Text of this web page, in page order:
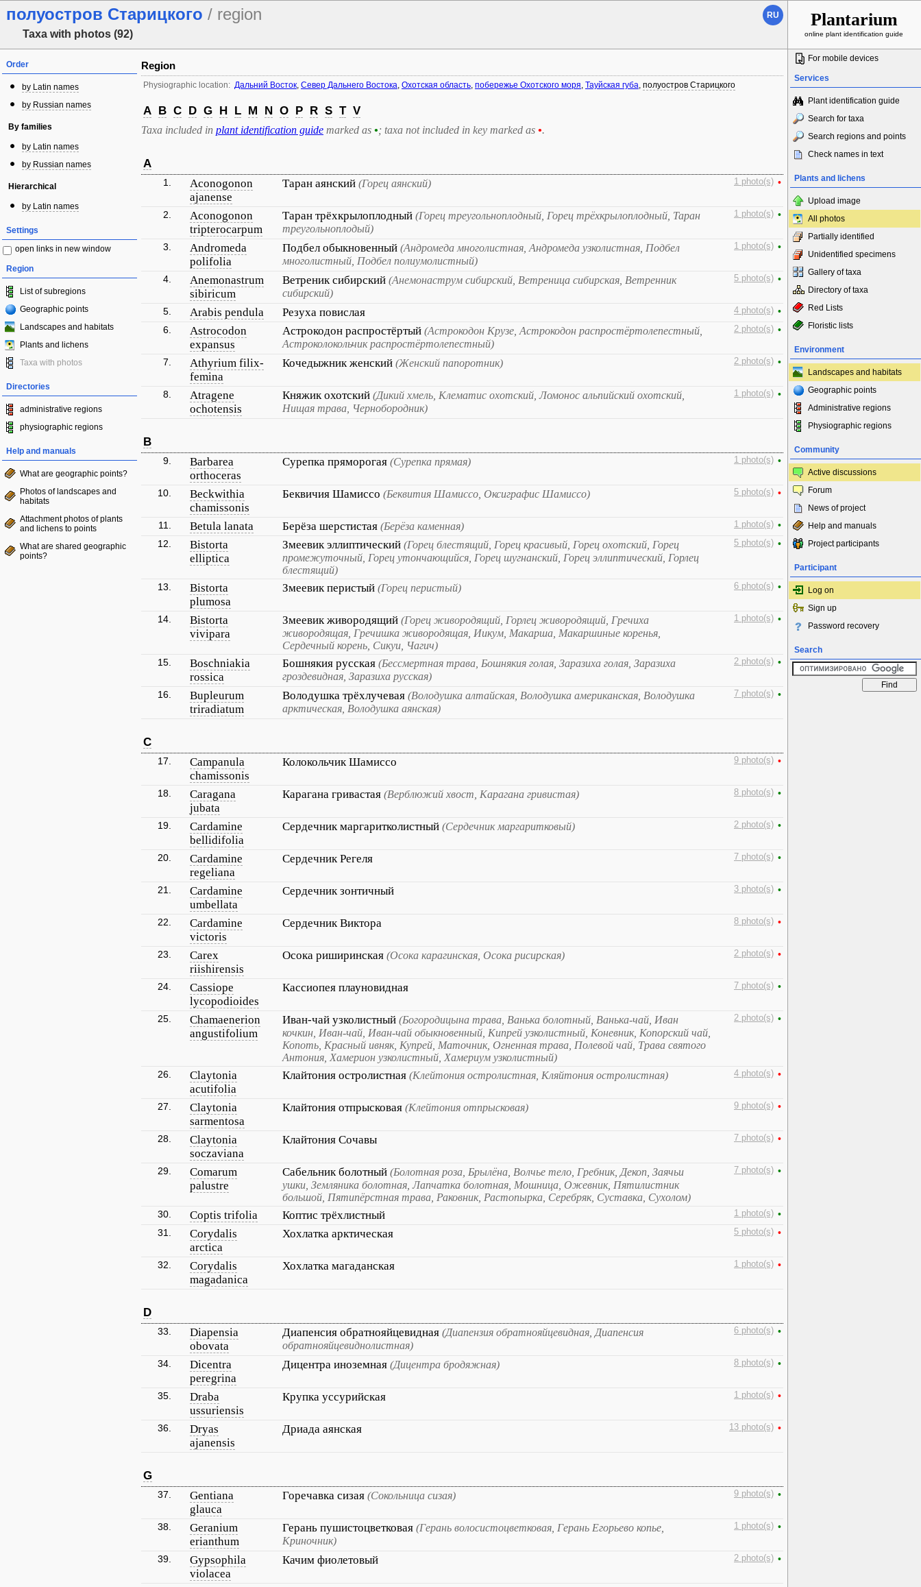
полуостров Старицкого / region
Taxa with photos (92)
RU Plantarium
online plant identification guide
Order
by Latin names
by Russian names
By families
by Latin names
by Russian names
Hierarchical
by Latin names
Settings
open links in new window
Region
List of subregions
Geographic points
Landscapes and habitats
Plants and lichens
Taxa with photos
Directories
administrative regions
physiographic regions
Help and manuals
What are geographic points?
Photos of landscapes and
habitats
Attachment photos of plants
and lichens to points
What are shared geographic
points?
Region
Physiographic location: Дальний Восток, Север Дальнего Востока, Охотская область, побережье Охотского моря, Тауйская губа, полуостров Старицкого
A B C D G H L M N O P R S T V
Taxa included in plant identification guide marked as •; taxa not included in key marked as •.
A
1.
Aconogonon
ajanense
Таран аянский (Горец аянский) 1 photo(s) •
2.
Aconogonon
tripterocarpum
Таран трёхкрылоплодный (Горец треугольноплодный, Горец трёхкрылоплодный, Таран
треугольноплодый)
1 photo(s) •
3.
Andromeda
polifolia
Подбел обыкновенный (Андромеда многолистная, Андромеда узколистная, Подбел
многолистный, Подбел полиумолистный)
1 photo(s) •
4.
Anemonastrum
sibiricum
Ветреник сибирский (Анемонаструм сибирский, Ветреница сибирская, Ветренник
сибирский)
5 photo(s) •
5. Arabis pendula Резуха повислая 4 photo(s) •
6.
Astrocodon
expansus
Астрокодон распростёртый (Астрокодон Крузе, Астрокодон распростёртолепестный,
Астроколокольчик распростёртолепестный)
2 photo(s) •
7.
Athyrium filix-
femina
Кочедыжник женский (Женский папоротник) 2 photo(s) •
8.
Atragene
ochotensis
Княжик охотский (Дикий хмель, Клематис охотский, Ломонос альпийский охотский,
Нищая трава, Чернобородник)
1 photo(s) •
B
9.
Barbarea
orthoceras
Сурепка пряморогая (Сурепка прямая) 1 photo(s) •
10.
Beckwithia
chamissonis
Беквичия Шамиссо (Беквития Шамиссо, Оксиграфис Шамиссо) 5 photo(s) •
11. Betula lanata Берёза шерстистая (Берёза каменная) 1 photo(s) •
12.
Bistorta
elliptica
Змеевик эллиптический (Горец блестящий, Горец красивый, Горец охотский, Горец
промежуточный, Горец утончающийся, Горец шугнанский, Горец эллиптический, Горлец
блестящий)
5 photo(s) •
13.
Bistorta
plumosa
Змеевик перистый (Горец перистый) 6 photo(s) •
14.
Bistorta
vivipara
Змеевик живородящий (Горец живородящий, Горлец живородящий, Гречиха
живородящая, Гречишка живородящая, Иикум, Макарша, Макаршиные коренья,
Сердечный корень, Сикуи, Чагич)
1 photo(s) •
15.
Boschniakia
rossica
Бошнякия русская (Бессмертная трава, Бошнякия голая, Заразиха голая, Заразиха
гроздевидная, Заразиха русская)
2 photo(s) •
16.
Bupleurum
triradiatum
Володушка трёхлучевая (Володушка алтайская, Володушка американская, Володушка
арктическая, Володушка аянская)
7 photo(s) •
C
17.
Campanula
chamissonis
Колокольчик Шамиссо 9 photo(s) •
18.
Caragana
jubata
Карагана гривастая (Верблюжий хвост, Карагана гривистая) 8 photo(s) •
19.
Cardamine
bellidifolia
Сердечник маргаритколистный (Сердечник маргаритковый) 2 photo(s) •
20.
Cardamine
regeliana
Сердечник Регеля 7 photo(s) •
21.
Cardamine
umbellata
Сердечник зонтичный 3 photo(s) •
22.
Cardamine
victoris
Сердечник Виктора 8 photo(s) •
23.
Carex
riishirensis
Осока риширинская (Осока карагинская, Осока рисирская) 2 photo(s) •
24.
Cassiope
lycopodioides
Кассиопея плауновидная 7 photo(s) •
25.
Chamaenerion
angustifolium
Иван-чай узколистный (Богородицына трава, Ванька болотный, Ванька-чай, Иван
кочкин, Иван-чай, Иван-чай обыкновенный, Кипрей узколистный, Коневник, Копорский чай,
Копоть, Красный ивняк, Купрей, Маточник, Огненная трава, Полевой чай, Трава святого
Антония, Хамерион узколистный, Хамериум узколистный)
2 photo(s) •
26.
Claytonia
acutifolia
Клайтония остролистная (Клейтония остролистная, Кляйтония остролистная) 4 photo(s) •
27.
Claytonia
sarmentosa
Клайтония отпрысковая (Клейтония отпрысковая) 9 photo(s) •
28.
Claytonia
soczaviana
Клайтония Сочавы 7 photo(s) •
29.
Comarum
palustre
Сабельник болотный (Болотная роза, Брылёна, Волчье тело, Гребник, Декоп, Заячьи
ушки, Земляника болотная, Лапчатка болотная, Мошница, Ожевник, Пятилистник
большой, Пятипёрстная трава, Раковник, Растопырка, Серебряк, Суставка, Сухолом)
7 photo(s) •
30. Coptis trifolia Коптис трёхлистный 1 photo(s) •
31.
Corydalis
arctica
Хохлатка арктическая 5 photo(s) •
32.
Corydalis
magadanica
Хохлатка магаданская 1 photo(s) •
D
33.
Diapensia
obovata
Диапенсия обратнояйцевидная (Диапензия обратнояйцевидная, Диапенсия
обратнояйцевиднолистная)
6 photo(s) •
34.
Dicentra
peregrina
Дицентра иноземная (Дицентра бродяжная) 8 photo(s) •
35.
Draba
ussuriensis
Крупка уссурийская 1 photo(s) •
36.
Dryas
ajanensis
Дриада аянская 13 photo(s) •
G
37.
Gentiana
glauca
Горечавка сизая (Сокольница сизая) 9 photo(s) •
38.
Geranium
erianthum
Герань пушистоцветковая (Герань волосистоцветковая, Герань Егорьево копье,
Криночник)
1 photo(s) •
39.
Gypsophila
violacea
Качим фиолетовый 2 photo(s) •
For mobile devices
Services
Plant identification guide
Search for taxa
Search regions and points
Check names in text
Plants and lichens
Upload image
All photos
Partially identified
Unidentified specimens
Gallery of taxa
Directory of taxa
Red Lists
Floristic lists
Environment
Landscapes and habitats
Geographic points
Administrative regions
Physiographic regions
Community
Active discussions
Forum
News of project
Help and manuals
Project participants
Participant
Log on
Sign up
Password recovery
Search